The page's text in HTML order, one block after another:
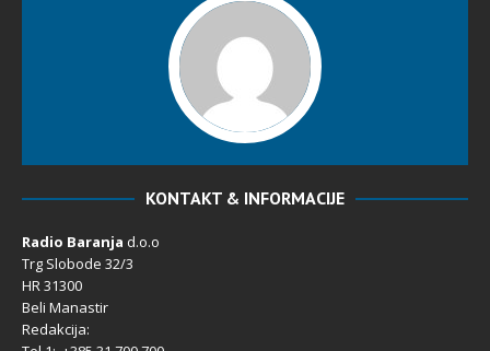
KONTAKT & INFORMACIJE
Radio Baranja d.o.o
Trg Slobode 32/3
HR 31300
Beli Manastir
Redakcija: